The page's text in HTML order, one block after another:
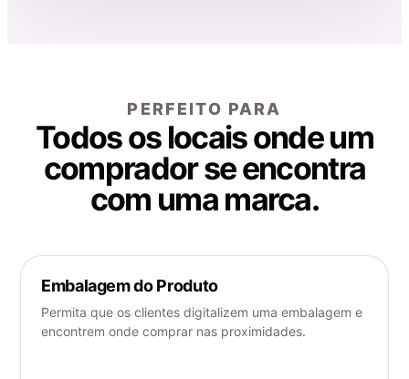
PERFEITO PARA
Todos os locais onde um
comprador se encontra
com uma marca.
Embalagem do Produto
Permita que os clientes digitalizem uma embalagem e
encontrem onde comprar nas proximidades.